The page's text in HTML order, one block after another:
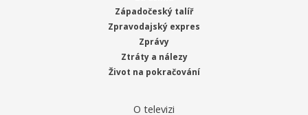
Západočeský talíř
Zpravodajský expres
Zprávy
Ztráty a nálezy
Život na pokračování
O televizi